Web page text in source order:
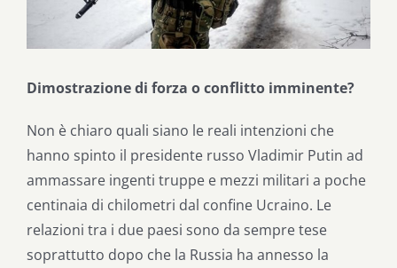
Dimostrazione di forza o conflitto imminente?
Non è chiaro quali siano le reali intenzioni che
hanno spinto il presidente russo Vladimir Putin ad
ammassare ingenti truppe e mezzi militari a poche
centinaia di chilometri dal confine Ucraino. Le
relazioni tra i due paesi sono da sempre tese
soprattutto dopo che la Russia ha annesso la